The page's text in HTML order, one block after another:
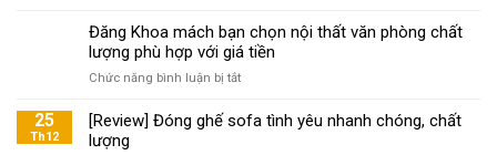
Khoa
mách
tiêu
chọn
Đăng Khoa mách bạn chọn nội thất văn phòng chất
lượng phù hợp với giá tiền
Chức năng bình luận bị tắtở
Khoa
25
Th12
[Review] Đóng ghế sofa tình yêu nhanh chóng, chất
lượng